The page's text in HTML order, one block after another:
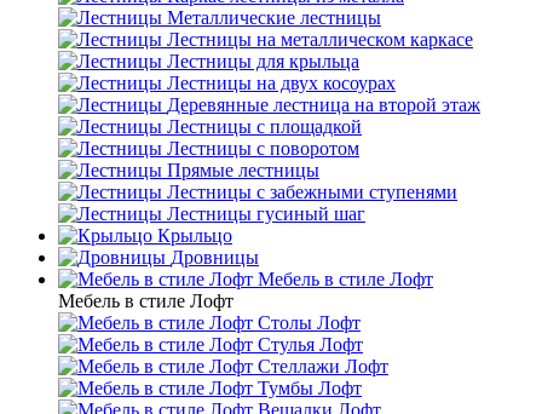
Металлические лестницы
Лестницы на металлическом каркасе
Лестницы для крыльца
Лестницы на двух косоурах
Деревянные лестница на второй этаж
Лестницы с площадкой
Лестницы с поворотом
Прямые лестницы
Лестницы с забежными ступенями
Лестницы гусиный шаг
Крыльцо
Дровницы
Мебель в стиле Лофт
Мебель в стиле Лофт
Столы Лофт
Стулья Лофт
Стеллажи Лофт
Тумбы Лофт
Вешалки Лофт